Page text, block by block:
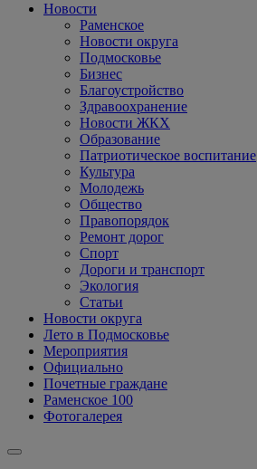
Новости
Раменское
Новости округа
Подмосковье
Бизнес
Благоустройство
Здравоохранение
Новости ЖКХ
Образование
Патриотическое воспитание
Культура
Молодежь
Общество
Правопорядок
Ремонт дорог
Спорт
Дороги и транспорт
Экология
Статьи
Новости округа
Лето в Подмосковье
Мероприятия
Официально
Почетные граждане
Раменское 100
Фотогалерея